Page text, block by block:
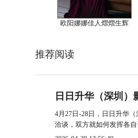
欧阳娜娜佳人熠熠生辉
推荐阅读
日日升华（深圳
4月27日-28日，日日升华
洽谈，双方就如何发挥各